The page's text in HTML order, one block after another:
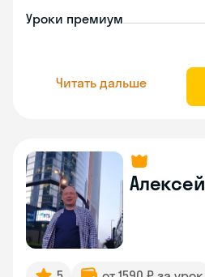
Уроки премиум
Читать дальше
Алексей